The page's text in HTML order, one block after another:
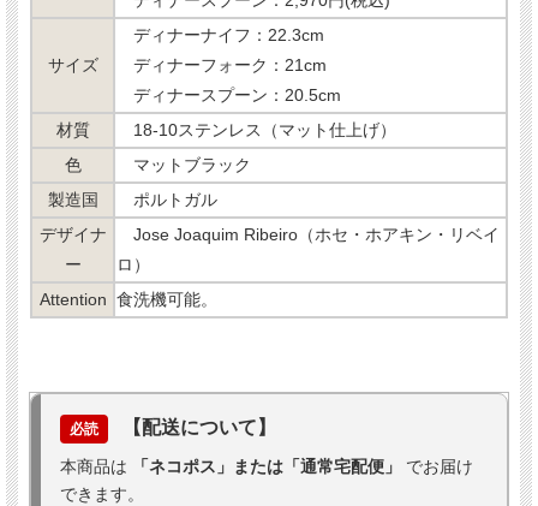
サイズ
ディナーナイフ：22.3cm
ディナーフォーク：21cm
ディナースプーン：20.5cm
材質
18-10ステンレス（マット仕上げ）
色
マットブラック
製造国
ポルトガル
デザイナ
ー
Jose Joaquim Ribeiro（ホセ・ホアキン・リベイ
ロ）
Attention 食洗機可能。
必読 【配送について】
本商品は 「ネコポス」または「通常宅配便」
でお届け
できます。